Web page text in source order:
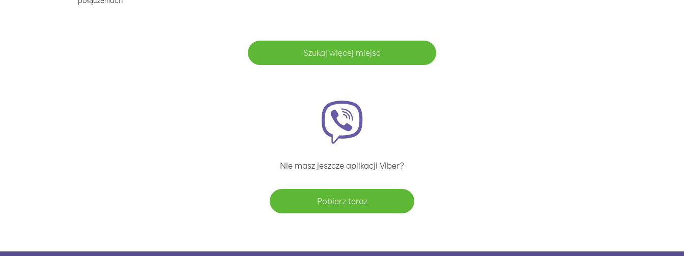
Szukaj więcej miejsc
Nie masz jeszcze aplikacji Viber?
Pobierz teraz